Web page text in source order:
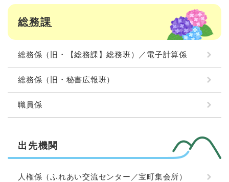
総務課
総務係（旧・【総務課】総務班）／電子計算係
総務係（旧・秘書広報班）
職員係
出先機関
人権係（ふれあい交流センター／宝町集会所）